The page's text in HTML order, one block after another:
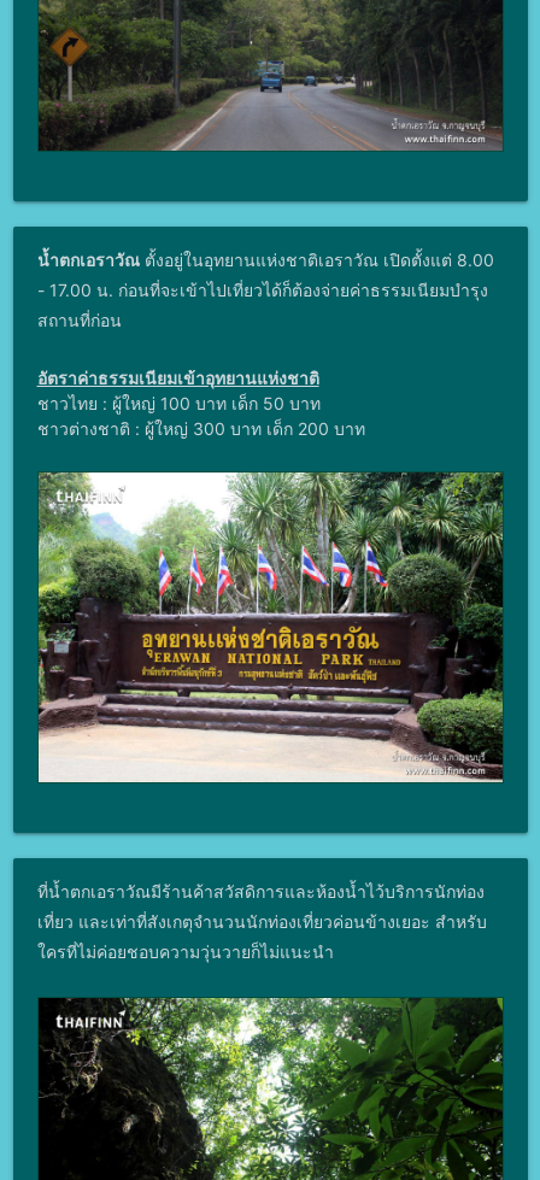
น้ำตกเอราวัณตั้งอยู่ในอุทยานแห่งชาติเอราวัณ เปิดตั้งแต่ 8.00
- 17.00 น. ก่อนที่จะเข้าไปเที่ยวได้ก็ต้องจ่ายค่าธรรมเนียมบำรุง
สถานที่ก่อน
อัตราค่าธรรมเนียมเข้าอุทยานแห่งชาติ
ชาวไทย : ผู้ใหญ่ 100 บาท เด็ก 50 บาท
ชาวต่างชาติ : ผู้ใหญ่ 300 บาท เด็ก 200 บาท
ที่น้ำตกเอราวัณมีร้านค้าสวัสดิการและห้องน้ำไว้บริการนักท่อง
เที่ยว และเท่าที่สังเกตุจำนวนนักท่องเที่ยวค่อนข้างเยอะ สำหรับ
ใครที่ไม่ค่อยชอบความวุ่นวายก็ไม่แนะนำ